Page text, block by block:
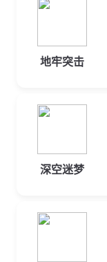
地牢突击
深空迷梦